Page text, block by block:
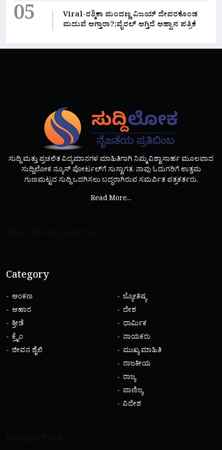
05
Viral-ರಶ್ಮಿಕಾ ಮಂದಣ್ಣ ವಿಜಯ್ ದೇವರಕೊಂಡ
ಮದುವೆ ಆಗ್ತಾರಾ?;ವೈರಲ್ ಆಗ್ತಿದೆ ಆಹ್ವಾನ ಪತ್ರಿಕೆ
ಸುದ್ದಿ ಮತ್ತು ಪ್ರಚಲಿತ ವಿದ್ಯಮಾನಗಳ ಮಾಹಿತಿಗಾಗಿ ನಿಮ್ಮ ವಿಶ್ವಾಸಾರ್ಹ ಮೂಲವಾದ
ಸುದ್ದಿಲೋಕ ನ್ಯೂಸ್ ಪೋರ್ಟಲ್‌ಗೆ ಸುಸ್ವಾಗತ. ನಾವು ಓದುಗರಿಗೆ ಉತ್ತಮ
ಗುಣಮಟ್ಟದ ಸುದ್ದಿ ಒದಗಿಸಲು ಬದ್ಧರಾಗಿರುವ ಸಮರ್ಪಿತ ಪತ್ರಕರ್ತರು.
Read More...
Category
ಅಂಕಣ
ಆಹಾರ
ಕ್ರೀಡೆ
ಕ್ರೈಂ
ಜೀವನ ಶೈಲಿ
ಜ್ಯೋತಿಷ್ಯ
ದೇಶ
ಧಾರ್ಮಿಕ
ನಾಯಕರು
ಮುಖ್ಯ ಮಾಹಿತಿ
ರಾಜಕೀಯ
ರಾಜ್ಯ
ವಾಣಿಜ್ಯ
ವಿದೇಶ